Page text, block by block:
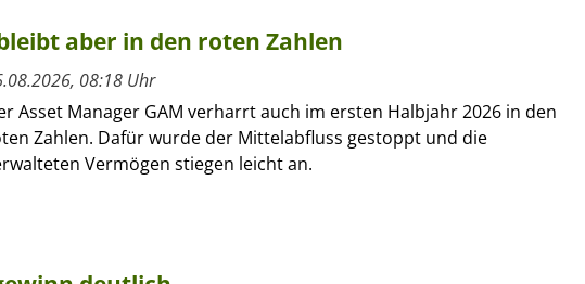
aber in den roten Zahlen
08:18 Uhr
Asset Manager GAM verharrt auch im ersten Halbjahr 2026 in den
Zahlen. Dafür wurde der Mittelabfluss gestoppt und die
Vermögen stiegen leicht an.